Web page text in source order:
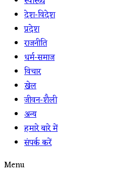
देश-विदेश
प्रदेश
राजनीति
धर्म-समाज
विचार
खेल
जीवन-शैली
अन्य
हमारे बारे में
संपर्क करें
Menu